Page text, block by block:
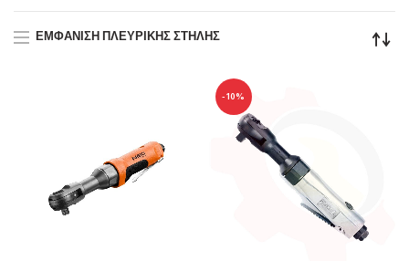
ΕΜΦΆΝΙΣΗ ΠΛΕΥΡΙΚΉΣ ΣΤΉΛΗΣ
-10%